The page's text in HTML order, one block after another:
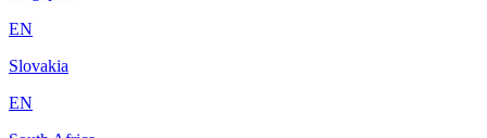
EN
Slovakia
EN